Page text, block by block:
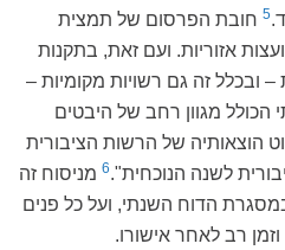
5 חובת הפרסום של תמצית
אזוריות. ועם זאת, בתקנות
ציבורית – ובכלל זה גם רשויות מקומיות –
שנה דוח שנתי הכולל מגוון רחב של היבטים
הוצאותיה של הרשות הציבורית
לשנה הנוכחית".6 מניסוח זה
הדוח השנתי, ועל כל פנים
רב לאחר אישורו.